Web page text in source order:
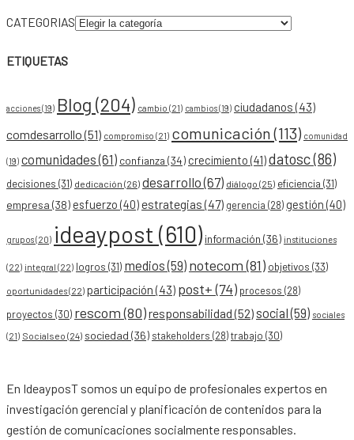
CATEGORIAS
ETIQUETAS
acciones(19) Blog (204) cambio (21) cambios(19) ciudadanos (43)
comdesarrollo(51) compromiso (21) comunicación(113) comunidad
(19) comunidades(61) confianza (34) crecimiento (41)datosc(86)
decisiones (31) dedicación (26) desarrollo(67) diálogo (25) eficiencia (31)
empresa (38) esfuerzo (40)estrategias(47) gerencia (28) gestión (40)
grupos(20) ideaypost (610) información (36) instituciones
(22) integral (22) logros (31) medios(59) notecom(81) objetivos (33)
oportunidades(22) participación (43) post+(74) procesos (28)
proyectos (30) rescom(80)responsabilidad(52)social(59) sociales
(21) Socialseo (24) sociedad (36) stakeholders (28)trabajo (30)
En IdeayposT somos un equipo de profesionales expertos en
investigación gerencial y planificación de contenidos para la
gestión de comunicaciones socialmente responsables.